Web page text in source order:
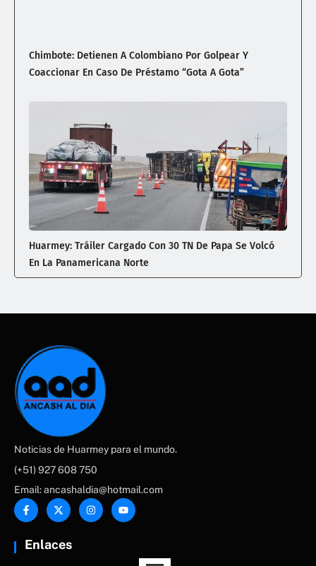
Chimbote: Detienen A Colombiano Por Golpear Y
Coaccionar En Caso De Préstamo “gota A Gota”
Huarmey: Tráiler Cargado Con 30 TN De Papa Se Volcó
En La Panamericana Norte
Noticias de Huarmey para el mundo.
(+51) 927 608 750
Email: ancashaldia@hotmail.com
Enlaces